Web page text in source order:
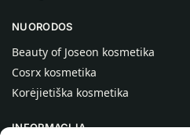
NUORODOS
Beauty of Joseon kosmetika
Cosrx kosmetika
Korėjietiška kosmetika
INFORMACIJA